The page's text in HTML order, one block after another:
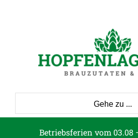
Gehe zu ...
Betriebsferien vom 03.08